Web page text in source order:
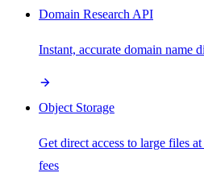
Domain Research API
Instant, accurate domain name
Object Storage
Get direct access to large files
fees